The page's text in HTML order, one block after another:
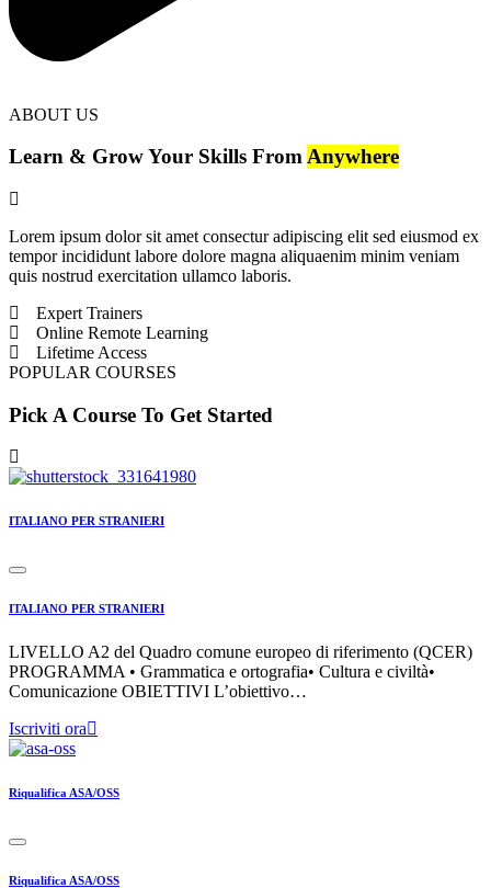
ABOUT US
Learn & Grow Your Skills FromAnywhere
Lorem ipsum dolor sit amet consectur adipiscing elit sed eiusmod ex
tempor incididunt labore dolore magna aliquaenim minim veniam
quis nostrud exercitation ullamco laboris.
Expert Trainers
Online Remote Learning
Lifetime Access
POPULAR COURSES
Pick A Course To Get Started
ITALIANO PER STRANIERI
ITALIANO PER STRANIERI
LIVELLO A2 del Quadro comune europeo di riferimento (QCER)
PROGRAMMA • Grammatica e ortografia• Cultura e civiltà•
Comunicazione OBIETTIVI L’obiettivo…
Iscriviti ora
Riqualifica ASA/OSS
Riqualifica ASA/OSS